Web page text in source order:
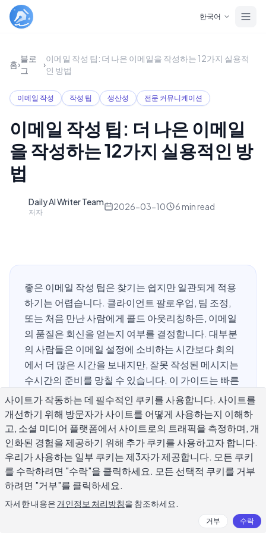
한국어
홈›
블로
그
›
이메일 작성 팁: 더 나은 이메일을 작성하는 12가지 실용적
인 방법
이메일 작성 작성 팁 생산성 전문 커뮤니케이션
이메일 작성 팁: 더 나은 이메일
을 작성하는 12가지 실용적인 방
법
Daily AI Writer Team
저자
2026-03-10 6 min read
좋은 이메일 작성 팁은 찾기는 쉽지만 일관되게 적용
하기는 어렵습니다. 클라이언트 팔로우업, 팀 조정,
또는 처음 만난 사람에게 콜드 아웃리칭하든, 이메일
의 품질은 회신을 얻는지 여부를 결정합니다. 대부분
의 사람들은 이메일 설정에 소비하는 시간보다 회의
에서 더 많은 시간을 보내지만, 잘못 작성된 메시지는
수시간의 준비를 망칠 수 있습니다. 이 가이드는 빠른
내부 업데이트부터 처음 만난 사람과의 초기 접촉까
지 일일 대응에 효과적인 12가지 실용적인 이메일 작
성 팁을 다룹니다.
대부분의 이메일이 회신을 받지 못하는
이유는 무엇입니까?
사이트가 작동하는 데 필수적인 쿠키를 사용합니다. 사이트를
개선하기 위해 방문자가 사이트를 어떻게 사용하는지 이해하
고, 소셜 미디어 플랫폼에서 사이트로의 트래픽을 측정하며, 개
인화된 경험을 제공하기 위해 추가 쿠키를 사용하고자 합니다.
우리가 사용하는 일부 쿠키는 제3자가 제공합니다. 모든 쿠키
를 수락하려면 "수락"을 클릭하세요. 모든 선택적 쿠키를 거부
하려면 "거부"를 클릭하세요.
자세한 내용은 개인정보 처리방침을 참조하세요.
거부 수락